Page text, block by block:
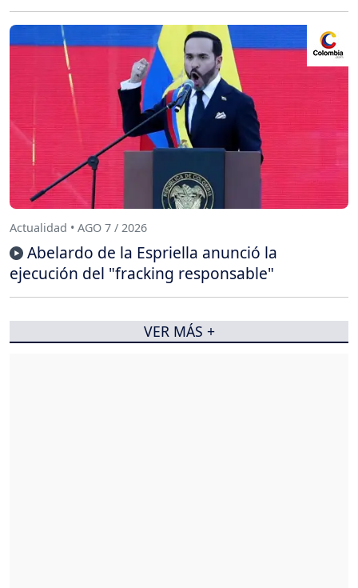
Actualidad • AGO 7 / 2026
Abelardo de la Espriella anunció la
ejecución del "fracking responsable"
VER MÁS +